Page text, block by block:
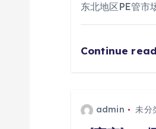
东北地区PE管市
Continue
admin 未分